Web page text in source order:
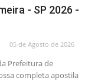
- SP 2026 -
05 de Agosto de 2026
Prefeitura de
completa apostila